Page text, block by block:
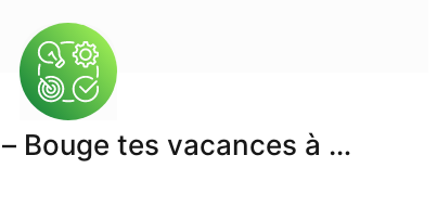
Bouge tes vacances à …